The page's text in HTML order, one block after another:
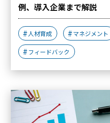
例、導入企業まで解説
人材育成 マネジメント
フィードバック